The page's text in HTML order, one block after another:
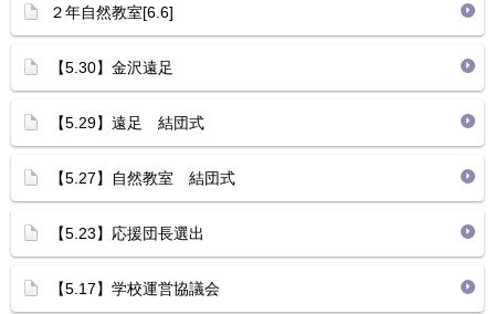
２年自然教室[6.6]
【5.30】金沢遠足
【5.29】遠足 結団式
【5.27】自然教室 結団式
【5.23】応援団長選出
【5.17】学校運営協議会